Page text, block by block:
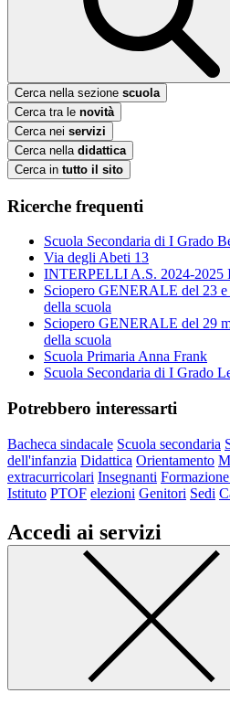
Cerca nella sezione scuola
Cerca tra le novità
Cerca nei servizi
Cerca nella didattica
Cerca in tutto il sito
Ricerche frequenti
Scuola Secondaria di I Grado
Via degli Abeti 13
INTERPELLI A.S. 2024-
Sciopero GENERALE del 23 e
della scuola
Sciopero GENERALE del 29
della scuola
Scuola Primaria Anna Frank
Scuola Secondaria di I Grado
Potrebbero interessarti
Bacheca sindacale Scuola secondaria
dell'infanzia Didattica Orientamento
extracurricolari Insegnanti
Istituto PTOF elezioni Genitori Sedi
Accedi ai servizi